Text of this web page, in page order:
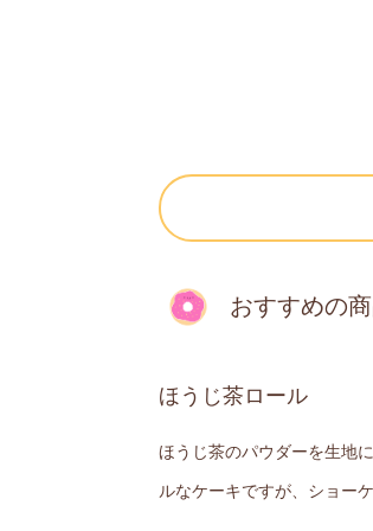
おすすめの
ほうじ茶ロール
ほうじ茶のパウダーを生地
ルなケーキですが、ショー